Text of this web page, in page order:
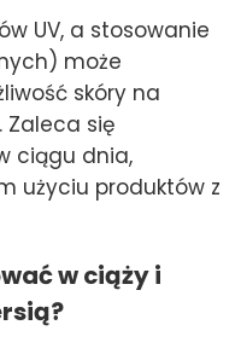
UV, a stosowanie
może
skóry na
Zaleca się
ciągu dnia,
użyciu produktów z
w ciąży i